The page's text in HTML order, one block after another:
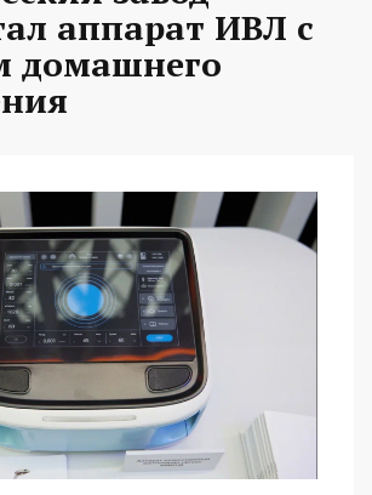
аппарат ИВЛ с
домашнего